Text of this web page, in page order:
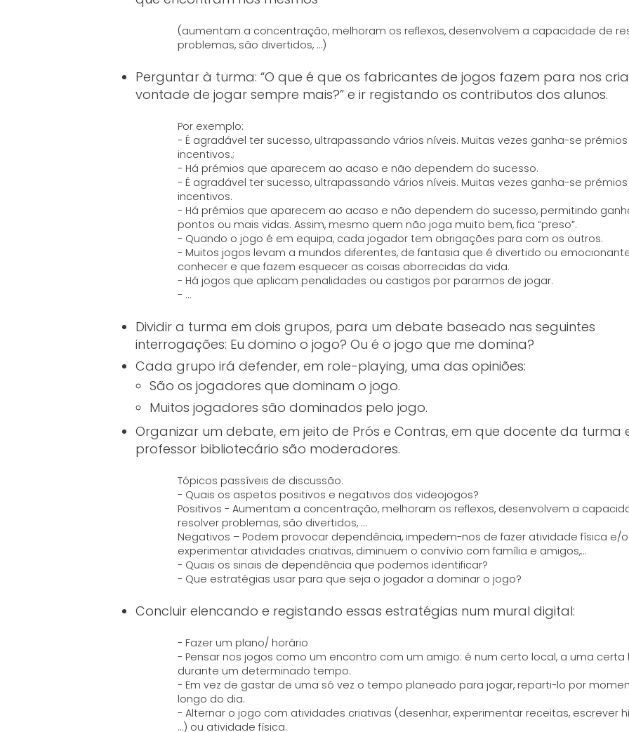
(aumentam a concentração, melhoram os reflexos, desenvolvem a capacidade de
problemas, são divertidos, …)
Perguntar à turma: “O que é que os fabricantes de jogos fazem para nos
vontade de jogar sempre mais?” e ir registando os contributos dos alunos.
Por exemplo:
- É agradável ter sucesso, ultrapassando vários níveis. Muitas vezes ganha-se
incentivos.;
- Há prémios que aparecem ao acaso e não dependem do sucesso.
- É agradável ter sucesso, ultrapassando vários níveis. Muitas vezes ganha-se
incentivos.
- Há prémios que aparecem ao acaso e não dependem do sucesso, permitindo
pontos ou mais vidas. Assim, mesmo quem não joga muito bem, fica “preso”.
- Quando o jogo é em equipa, cada jogador tem obrigações para com os outros.
- Muitos jogos levam a mundos diferentes, de fantasia que é divertido ou
conhecer e que fazem esquecer as coisas aborrecidas da vida.
- Há jogos que aplicam penalidades ou castigos por pararmos de jogar.
- …
Dividir a turma em dois grupos, para um debate baseado nas seguintes
interrogações: Eu domino o jogo? Ou é o jogo que me domina?
Cada grupo irá defender, em role-playing, uma das opiniões:
São os jogadores que dominam o jogo.
Muitos jogadores são dominados pelo jogo.
Organizar um debate, em jeito de Prós e Contras, em que docente da turma
professor bibliotecário são moderadores.
Tópicos passíveis de discussão:
- Quais os aspetos positivos e negativos dos videojogos?
Positivos - Aumentam a concentração, melhoram os reflexos, desenvolvem a
resolver problemas, são divertidos, …
Negativos – Podem provocar dependência, impedem-nos de fazer atividade física e/
experimentar atividades criativas, diminuem o convívio com família e amigos,…
- Quais os sinais de dependência que podemos identificar?
- Que estratégias usar para que seja o jogador a dominar o jogo?
Concluir elencando e registando essas estratégias num mural digital:
- Fazer um plano/ horário
- Pensar nos jogos como um encontro com um amigo: é num certo local, a uma certa
durante um determinado tempo.
- Em vez de gastar de uma só vez o tempo planeado para jogar, reparti-lo por
longo do dia.
- Alternar o jogo com atividades criativas (desenhar, experimentar receitas, escrever
…) ou atividade física.